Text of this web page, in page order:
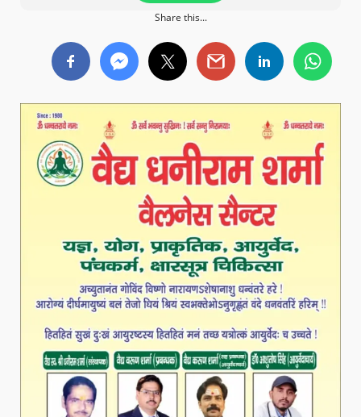
Share this...